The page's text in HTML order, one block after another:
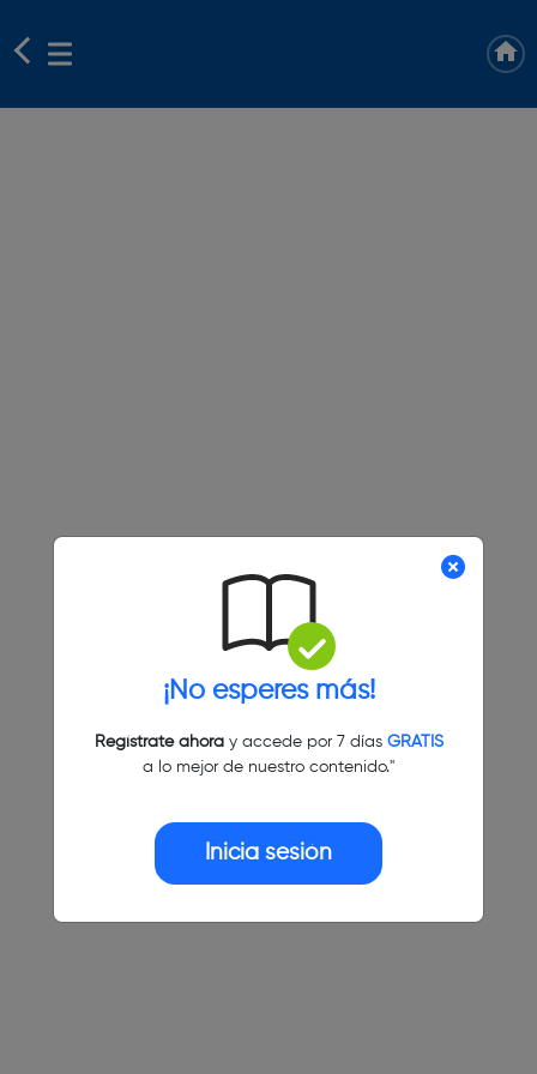
¡No esperes más!
Regístrate ahoray accede por 7 días GRATIS
a lo mejor de nuestro contenido."
Inicia sesión